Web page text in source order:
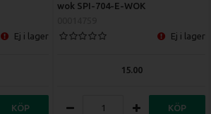
Ej i lager
KÖP
wok SPI-704-E-WOK
Ej i lager
15.00
KÖP